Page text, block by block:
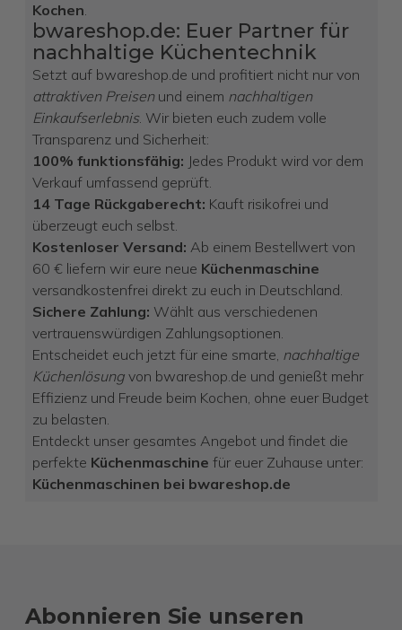
Kochen.
bwareshop.de: Euer Partner für
nachhaltige Küchentechnik
Setzt auf bwareshop.de und profitiert nicht nur von
attraktiven Preisenund einem nachhaltigen
Einkaufserlebnis. Wir bieten euch zudem volle
Transparenz und Sicherheit:
100% funktionsfähig: Jedes Produkt wird vor dem
Verkauf umfassend geprüft.
14 Tage Rückgaberecht: Kauft risikofrei und
überzeugt euch selbst.
Kostenloser Versand: Ab einem Bestellwert von
60 € liefern wir eure neue Küchenmaschine
versandkostenfrei direkt zu euch in Deutschland.
Sichere Zahlung: Wählt aus verschiedenen
vertrauenswürdigen Zahlungsoptionen.
Entscheidet euch jetzt für eine smarte, nachhaltige
Küchenlösungvon bwareshop.de und genießt mehr
Effizienz und Freude beim Kochen, ohne euer Budget
zu belasten.
Entdeckt unser gesamtes Angebot und findet die
perfekte Küchenmaschine für euer Zuhause unter:
Küchenmaschinen bei bwareshop.de
Abonnieren Sie unseren